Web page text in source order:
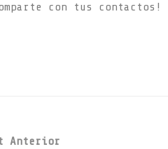
con tus contactos!
Anterior